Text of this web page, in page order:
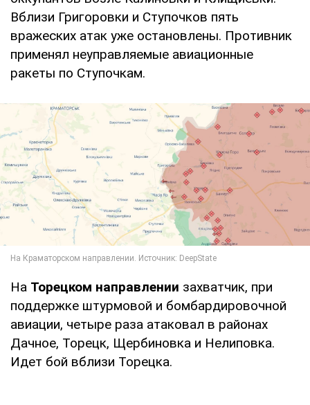
Вблизи Григоровки и Ступочков пять
вражеских атак уже остановлены. Противник
применял неуправляемые авиационные
ракеты по Ступочкам.
На Торецком направлении захватчик, при
поддержке штурмовой и бомбардировочной
авиации, четыре раза атаковал в районах
Дачное, Торецк, Щербиновка и Нелиповка.
Идет бой вблизи Торецка.